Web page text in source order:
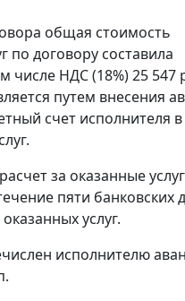
общая стоимость
по договору составила
числе НДС (18%) 25 547
путем внесения
счет исполнителя
за оказанные
пяти банковских
услуг.
исполнителю